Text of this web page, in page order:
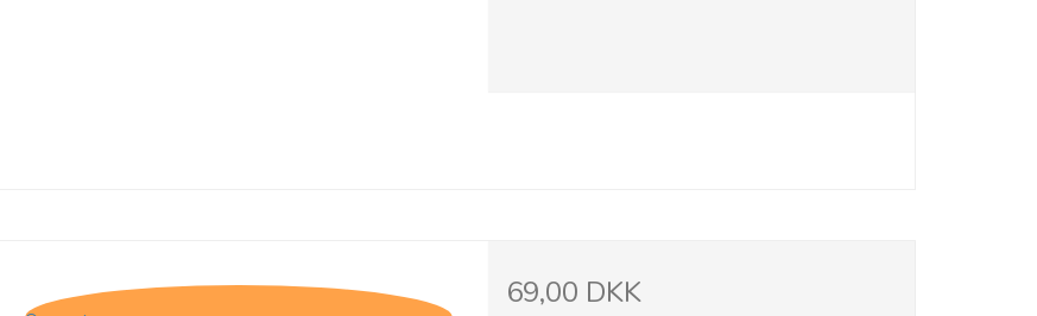
69,00 DKK